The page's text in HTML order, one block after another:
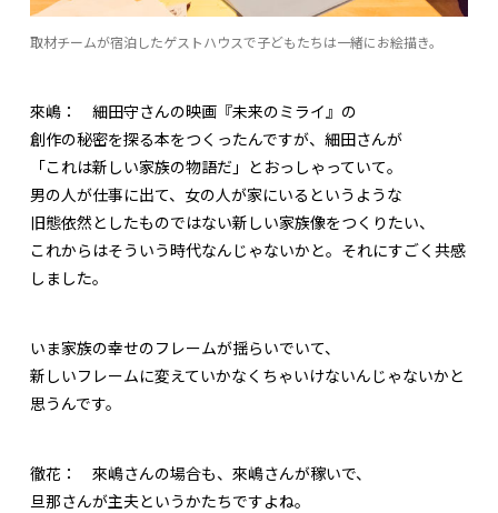
取材チームが宿泊したゲストハウスで子どもたちは一緒にお絵描き。
來嶋： 細田守さんの映画『未来のミライ』の
創作の秘密を探る本をつくったんですが、細田さんが
「これは新しい家族の物語だ」とおっしゃっていて。
男の人が仕事に出て、女の人が家にいるというような
旧態依然としたものではない新しい家族像をつくりたい、
これからはそういう時代なんじゃないかと。それにすごく共感
しました。
いま家族の幸せのフレームが揺らいでいて、
新しいフレームに変えていかなくちゃいけないんじゃないかと
思うんです。
徹花： 來嶋さんの場合も、來嶋さんが稼いで、
旦那さんが主夫というかたちですよね。